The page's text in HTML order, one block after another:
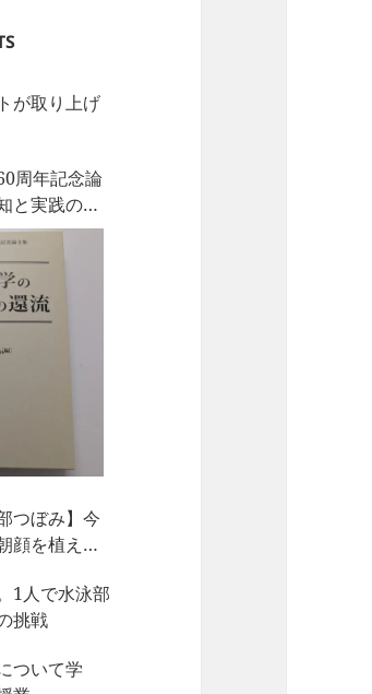
が取り上げ
周年記念論
と実践の還
つぼみ】今
顔を植えま
1人で水泳部
挑戦
ついて学